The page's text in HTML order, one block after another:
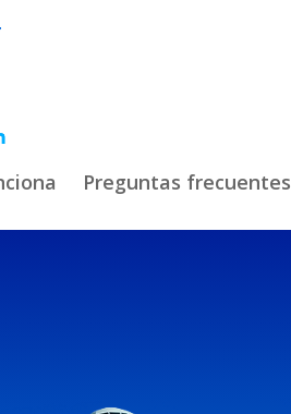
Preguntas frecuentes